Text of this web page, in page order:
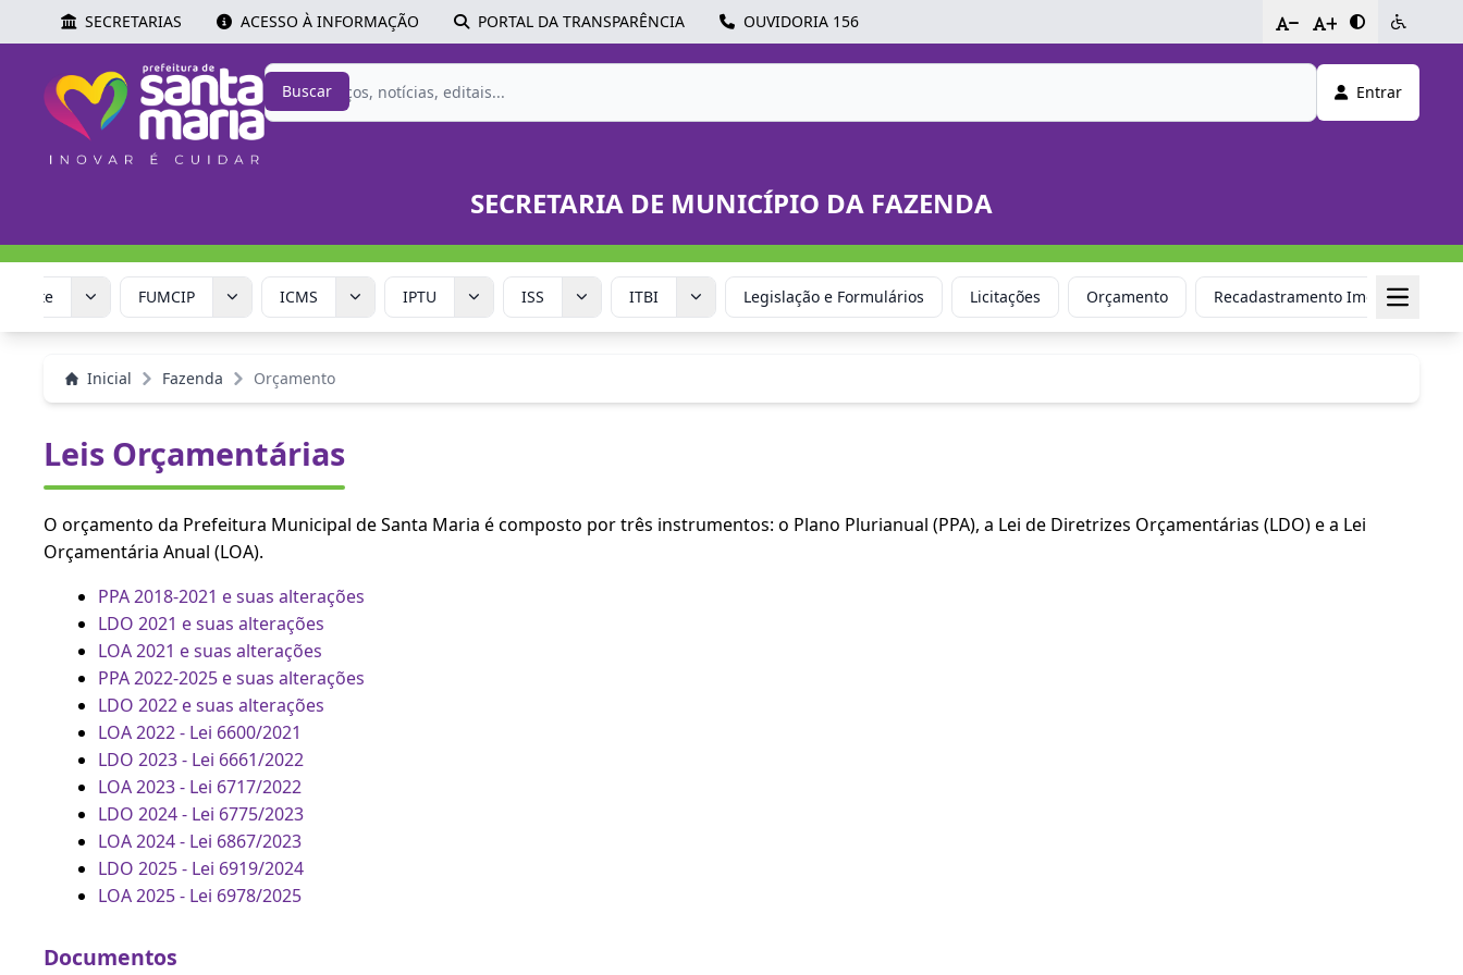
SECRETARIAS ACESSO À INFORMAÇÃO PORTAL DA TRANSPARÊNCIA OUVIDORIA 156 - +
Buscar Entrar
SECRETARIA DE MUNICÍPIO DA FAZENDA
FUMCIP ICMS IPTU ISS ITBI Legislação e Formulários Licitações Orçamento Recadastramento Imobiliário
Inicial Fazenda Orçamento
Leis Orçamentárias
O orçamento da Prefeitura Municipal de Santa Maria é composto por três instrumentos: o Plano Plurianual (PPA), a Lei de Diretrizes Orçamentárias (LDO) e a Lei
Orçamentária Anual (LOA).
PPA 2018-2021 e suas alterações
LDO 2021 e suas alterações
LOA 2021 e suas alterações
PPA 2022-2025 e suas alterações
LDO 2022 e suas alterações
LOA 2022 - Lei 6600/2021
LDO 2023 - Lei 6661/2022
LOA 2023 - Lei 6717/2022
LDO 2024 - Lei 6775/2023
LOA 2024 - Lei 6867/2023
LDO 2025 - Lei 6919/2024
LOA 2025 - Lei 6978/2025
Documentos